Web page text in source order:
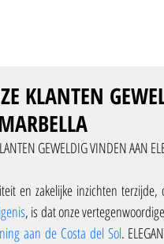
KLANTEN
GEWELDIG VINDEN AAN
, is dat onze
aan de Costa del Sol.